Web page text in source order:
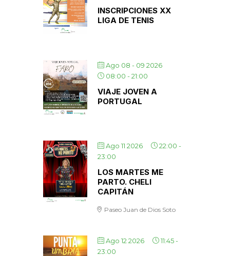
INSCRIPCIONES XX
LIGA DE TENIS
Ago 08 - 09 2026
08:00 -21:00
VIAJE JOVEN A
PORTUGAL
Ago 11 2026 22:00 -
23:00
LOS MARTES ME
PARTO. CHELI
CAPITÁN
Paseo Juan de Dios Soto
Ago 12 2026 11:45-
23:00